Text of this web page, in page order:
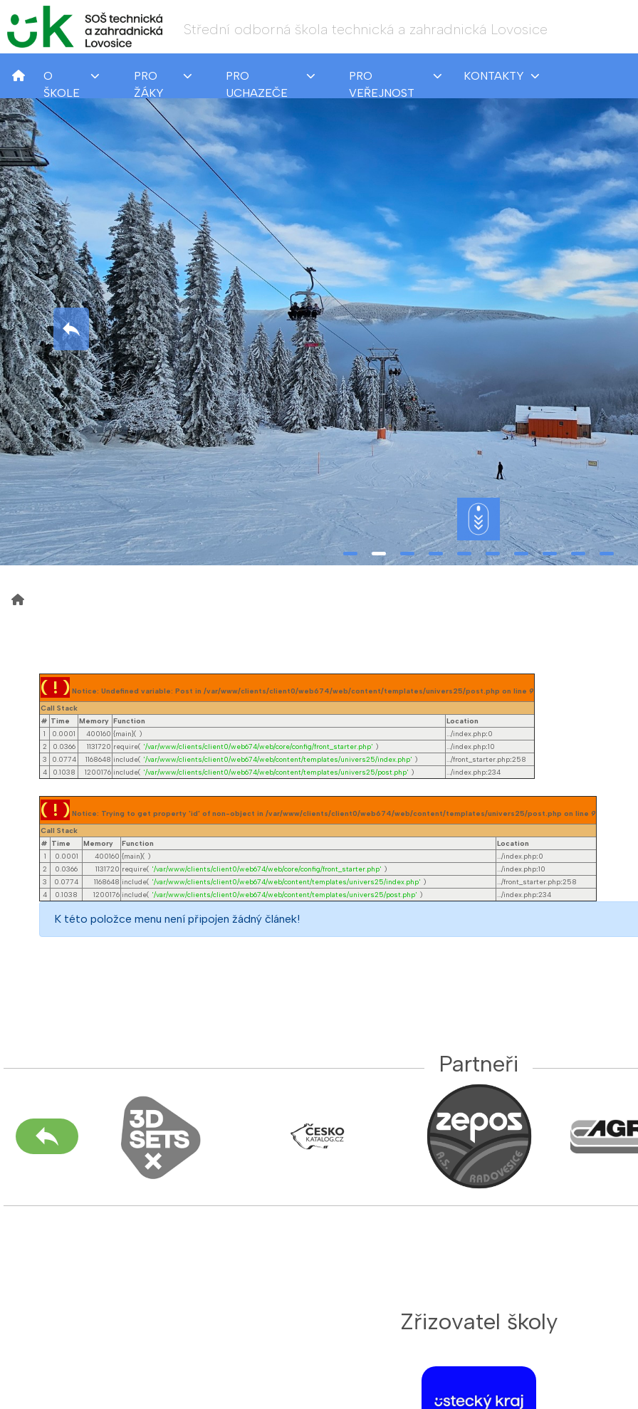
Střední odborná škola technická a zahradnická Lovosice
O
ŠKOLE
PRO
ŽÁKY
PRO
UCHAZEČE
PRO
VEŘEJNOST
KONTAKTY
( ! ) Notice: Undefined variable: Post in /var/www/clients/client0/web674/web/content/templates/univers25/post.php on line 9
Call Stack
# Time Memory Function
Location
1
0.0001 400160 {main}( ) .../index.php:0
2
0.0366 1131720 require( '/var/www/clients/client0/web674/web/core/config/front_starter.php' ) .../index.php:10
3
0.0774 1168648 include( '/var/www/clients/client0/web674/web/content/templates/univers25/index.php' ) .../front_starter.php:258
4
0.1038 1200176 include( '/var/www/clients/client0/web674/web/content/templates/univers25/post.php' ) .../index.php:234
( ! ) Notice: Trying to get property 'id' of non-object in /var/www/clients/client0/web674/web/content/templates/univers25/post.php on line 9
Call Stack
# Time Memory Function
Location
1
0.0001 400160 {main}( ) .../index.php:0
2
0.0366 1131720 require( '/var/www/clients/client0/web674/web/core/config/front_starter.php' ) .../index.php:10
3
0.0774 1168648 include( '/var/www/clients/client0/web674/web/content/templates/univers25/index.php' ) .../front_starter.php:258
4
0.1038 1200176 include( '/var/www/clients/client0/web674/web/content/templates/univers25/post.php' ) .../index.php:234
K této položce menu není připojen žádný článek!
Partneři
Zřizovatel školy